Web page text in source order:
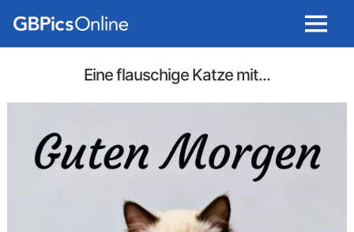
Menu
Eine flauschige Katze mit...